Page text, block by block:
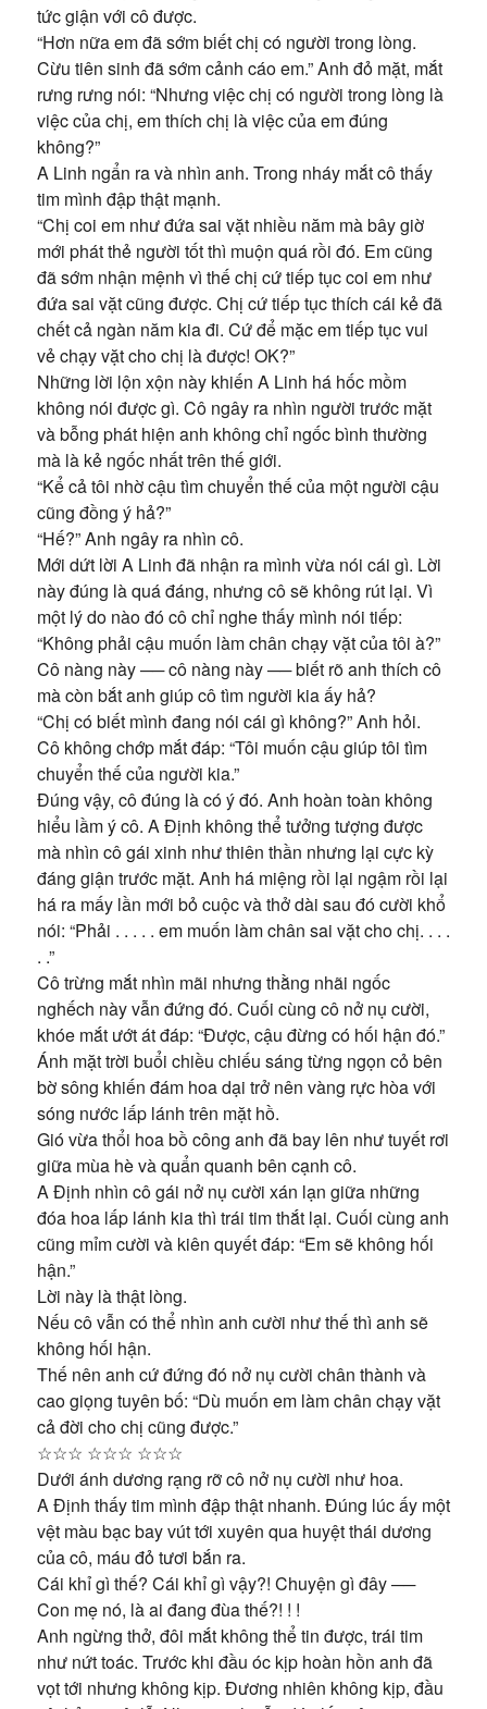
tức giận với cô được.
“Hơn nữa em đã sớm biết chị có người trong lòng.
Cừu tiên sinh đã sớm cảnh cáo em.” Anh đỏ mặt, mắt
rưng rưng nói: “Nhưng việc chị có người trong lòng là
việc của chị, em thích chị là việc của em đúng
không?”
A Linh ngẩn ra và nhìn anh. Trong nháy mắt cô thấy
tim mình đập thật mạnh.
“Chị coi em như đứa sai vặt nhiều năm mà bây giờ
mới phát thẻ người tốt thì muộn quá rồi đó. Em cũng
đã sớm nhận mệnh vì thế chị cứ tiếp tục coi em như
đứa sai vặt cũng được. Chị cứ tiếp tục thích cái kẻ đã
chết cả ngàn năm kia đi. Cứ để mặc em tiếp tục vui
vẻ chạy vặt cho chị là được! OK?”
Những lời lộn xộn này khiến A Linh há hốc mồm
không nói được gì. Cô ngây ra nhìn người trước mặt
và bỗng phát hiện anh không chỉ ngốc bình thường
mà là kẻ ngốc nhất trên thế giới.
“Kể cả tôi nhờ cậu tìm chuyển thế của một người cậu
cũng đồng ý hả?”
“Hế?” Anh ngây ra nhìn cô.
Mới dứt lời A Linh đã nhận ra mình vừa nói cái gì. Lời
này đúng là quá đáng, nhưng cô sẽ không rút lại. Vì
một lý do nào đó cô chỉ nghe thấy mình nói tiếp:
“Không phải cậu muốn làm chân chạy vặt của tôi à?”
Cô nàng này ── cô nàng này ── biết rõ anh thích cô
mà còn bắt anh giúp cô tìm người kia ấy hả?
“Chị có biết mình đang nói cái gì không?” Anh hỏi.
Cô không chớp mắt đáp: “Tôi muốn cậu giúp tôi tìm
chuyển thế của người kia.”
Đúng vậy, cô đúng là có ý đó. Anh hoàn toàn không
hiểu lầm ý cô. A Định không thể tưởng tượng được
mà nhìn cô gái xinh như thiên thần nhưng lại cực kỳ
đáng giận trước mặt. Anh há miệng rồi lại ngậm rồi lại
há ra mấy lần mới bỏ cuộc và thở dài sau đó cười khổ
nói: “Phải . . . . . em muốn làm chân sai vặt cho chị. . . .
. .”
Cô trừng mắt nhìn mãi nhưng thằng nhãi ngốc
nghếch này vẫn đứng đó. Cuối cùng cô nở nụ cười,
khóe mắt ướt át đáp: “Được, cậu đừng có hối hận đó.”
Ánh mặt trời buổi chiều chiếu sáng từng ngọn cỏ bên
bờ sông khiến đám hoa dại trở nên vàng rực hòa với
sóng nước lấp lánh trên mặt hồ.
Gió vừa thổi hoa bồ công anh đã bay lên như tuyết rơi
giữa mùa hè và quẩn quanh bên cạnh cô.
A Định nhìn cô gái nở nụ cười xán lạn giữa những
đóa hoa lấp lánh kia thì trái tim thắt lại. Cuối cùng anh
cũng mỉm cười và kiên quyết đáp: “Em sẽ không hối
hận.”
Lời này là thật lòng.
Nếu cô vẫn có thể nhìn anh cười như thế thì anh sẽ
không hối hận.
Thế nên anh cứ đứng đó nở nụ cười chân thành và
cao giọng tuyên bố: “Dù muốn em làm chân chạy vặt
cả đời cho chị cũng được.”
☆☆☆ ☆☆☆ ☆☆☆
Dưới ánh dương rạng rỡ cô nở nụ cười như hoa.
A Định thấy tim mình đập thật nhanh. Đúng lúc ấy một
vệt màu bạc bay vút tới xuyên qua huyệt thái dương
của cô, máu đỏ tươi bắn ra.
Cái khỉ gì thế? Cái khỉ gì vậy?! Chuyện gì đây ──
Con mẹ nó, là ai đang đùa thế?! ! !
Anh ngừng thở, đôi mắt không thể tin được, trái tim
như nứt toác. Trước khi đầu óc kịp hoàn hồn anh đã
vọt tới nhưng không kịp. Đương nhiên không kịp, đầu